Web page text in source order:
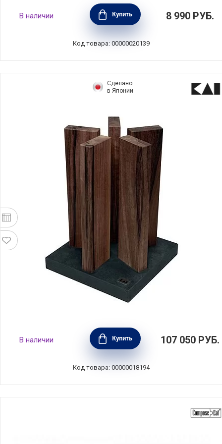
Подставка для кухонных ножей, высота
23см, цвет темно-серый, Brabantia, Бельгия,
129889
В наличии Купить 8 990 РУБ.
Код товара: 00000020139
Сделано
в Японии
Блок для ножей Stonehenge 21x21x30 см,
материал гранит + орех, Kai, Япония, STH-4
В наличии Купить 107 050 РУБ.
Код товара: 00000018194